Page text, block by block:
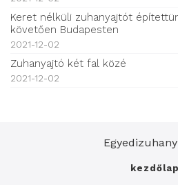
Keret nélküli zuhanyajtót
követően Budapesten
2021-12-02
Zuhanyajtó két fal közé
2021-12-02
kezdőlap